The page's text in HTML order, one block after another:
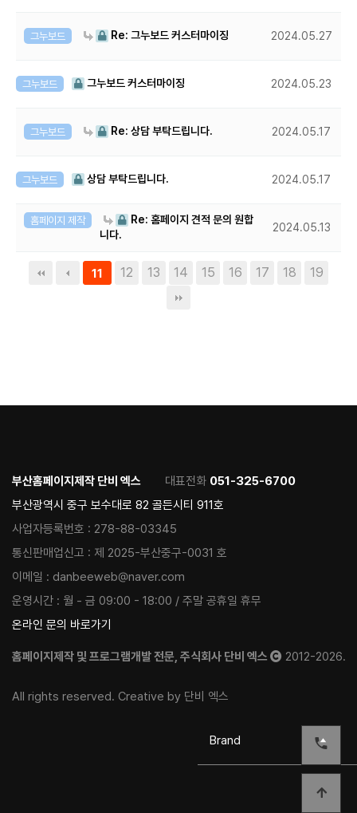
그누보드 Re: 그누보드 커스터마이징 2024.05.27
그누보드 그누보드 커스터마이징 2024.05.23
그누보드 Re: 상담 부탁드립니다. 2024.05.17
그누보드 상담 부탁드립니다. 2024.05.17
홈페이지 제작
Re: 홈페이지 견적 문의 원합
니다.
2024.05.13
11 12 13 14 15 16 17 18 19
부산홈페이지제작 단비 엑스 대표전화 051-325-6700
부산광역시 중구 보수대로 82 골든시티 911호
사업자등록번호 : 278-88-03345
통신판매업신고 : 제 2025-부산중구-0031 호
이메일 : danbeeweb@naver.com
운영시간 : 월 - 금 09:00 - 18:00 / 주말 공휴일 휴무
온라인 문의 바로가기
홈페이지제작 및 프로그램개발 전문, 주식회사 단비 엑스 2012-2026.
All rights reserved. Creative by 단비 엑스
Brand